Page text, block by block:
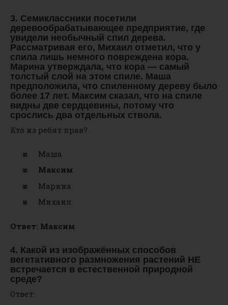
3. Семиклассники посетили
деревообрабатывающее предприятие, где
увидели необычный спил дерева.
Рассматривая его, Михаил отметил, что у
спила лишь немного повреждена кора.
Марина утверждала, что кора — самый
толстый слой на этом спиле. Маша
предположила, что спиленному дереву было
более 17 лет. Максим сказал, что на спиле
видны две сердцевины, потому что
срослись два отдельных ствола.
Кто из ребят прав?
Маша
Максим
Марина
Михаил
Ответ: Максим
4. Какой из изображённых способов
вегетативного размножения растений НЕ
встречается в естественной природной
среде?
Ответ: